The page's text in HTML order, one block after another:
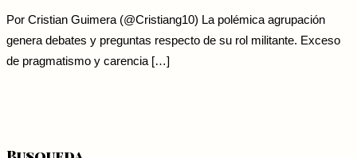
Por Cristian Guimera (@Cristiang10) La polémica agrupación
genera debates y preguntas respecto de su rol militante. Exceso
de pragmatismo y carencia […]